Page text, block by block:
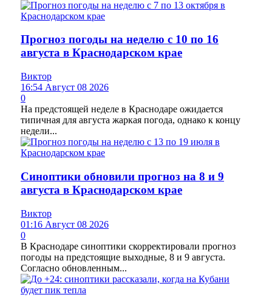
Прогноз погоды на неделю с 10 по 16
августа в Краснодарском крае
Виктор
16:54 Август 08 2026
0
На предстоящей неделе в Краснодаре ожидается
типичная для августа жаркая погода, однако к концу
недели...
Синоптики обновили прогноз на 8 и 9
августа в Краснодарском крае
Виктор
01:16 Август 08 2026
0
В Краснодаре синоптики скорректировали прогноз
погоды на предстоящие выходные, 8 и 9 августа.
Согласно обновленным...